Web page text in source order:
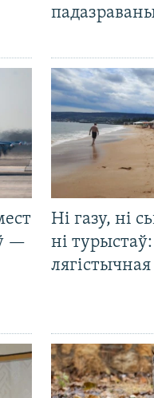
—
Ні газу, ні
ні